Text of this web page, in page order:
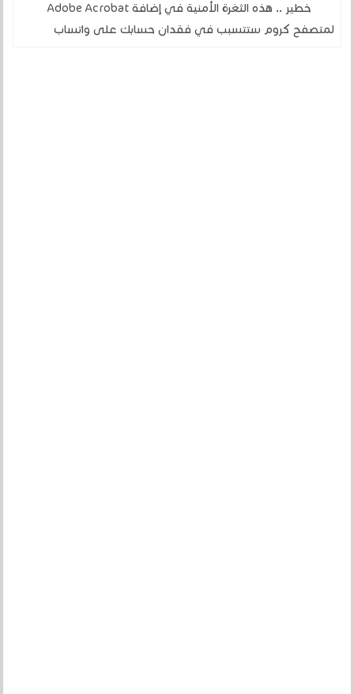
خطير .. هذه الثغرة الأمنية في إضافة Adobe Acrobat
لمتصفح كروم ستتسبب في فقدان حسابك على واتساب